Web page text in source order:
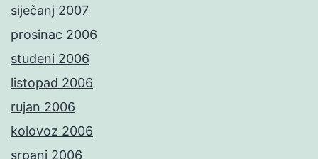
siječanj 2007
prosinac 2006
studeni 2006
listopad 2006
rujan 2006
kolovoz 2006
srpanj 2006